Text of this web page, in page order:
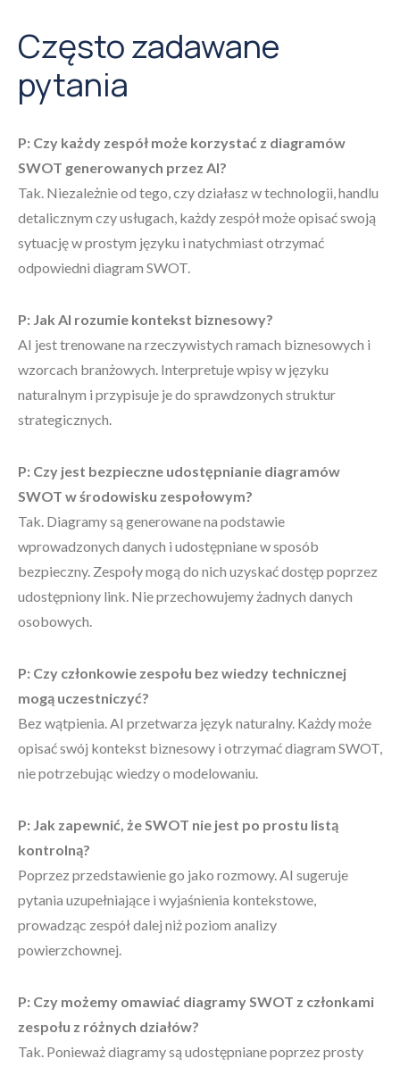
Często zadawane
pytania
P: Czy każdy zespół może korzystać z diagramów
SWOT generowanych przez AI?
Tak. Niezależnie od tego, czy działasz w technologii, handlu
detalicznym czy usługach, każdy zespół może opisać swoją
sytuację w prostym języku i natychmiast otrzymać
odpowiedni diagram SWOT.
P: Jak AI rozumie kontekst biznesowy?
AI jest trenowane na rzeczywistych ramach biznesowych i
wzorcach branżowych. Interpretuje wpisy w języku
naturalnym i przypisuje je do sprawdzonych struktur
strategicznych.
P: Czy jest bezpieczne udostępnianie diagramów
SWOT w środowisku zespołowym?
Tak. Diagramy są generowane na podstawie
wprowadzonych danych i udostępniane w sposób
bezpieczny. Zespoły mogą do nich uzyskać dostęp poprzez
udostępniony link. Nie przechowujemy żadnych danych
osobowych.
P: Czy członkowie zespołu bez wiedzy technicznej
mogą uczestniczyć?
Bez wątpienia. AI przetwarza język naturalny. Każdy może
opisać swój kontekst biznesowy i otrzymać diagram SWOT,
nie potrzebując wiedzy o modelowaniu.
P: Jak zapewnić, że SWOT nie jest po prostu listą
kontrolną?
Poprzez przedstawienie go jako rozmowy. AI sugeruje
pytania uzupełniające i wyjaśnienia kontekstowe,
prowadząc zespół dalej niż poziom analizy
powierzchownej.
P: Czy możemy omawiać diagramy SWOT z członkami
zespołu z różnych działów?
Tak. Ponieważ diagramy są udostępniane poprzez prosty